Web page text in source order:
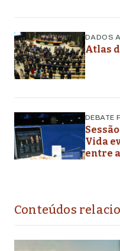
DADOS
Atlas
DEBATE
Vida
entre
Conteúdos